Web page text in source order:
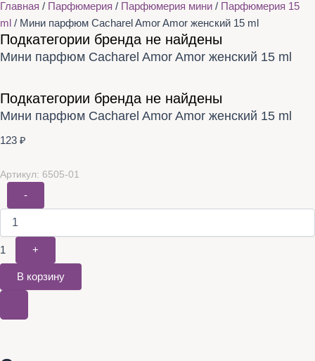
Главная / Парфюмерия / Парфюмерия мини / Парфюмерия 15
ml / Мини парфюм Cacharel Amor Amor женский 15 ml
Подкатегории бренда не найдены
Мини парфюм Cacharel Amor Amor женский 15 ml
Подкатегории бренда не найдены
Мини парфюм Cacharel Amor Amor женский 15 ml
123 ₽
Артикул: 6505-01
-
1 +
В корзину